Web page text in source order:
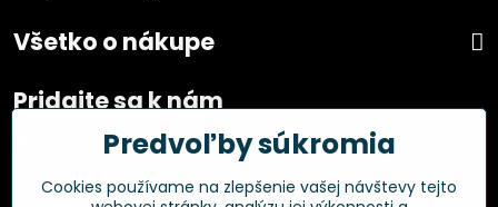
Všetko o nákupe
Pridajte sa k nám
FacebookPredvoľby súkromia
Cookies používame na zlepšenie vašej návštevy tejto